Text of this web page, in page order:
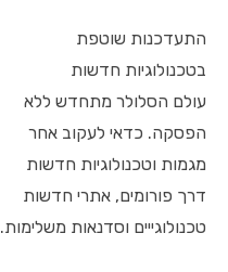
התעדכנות שוטפת
בטכנולוגיות חדשות
עולם הסלולר מתחדש ללא
הפסקה. כדאי לעקוב אחר
מגמות וטכנולוגיות חדשות
דרך פורומים, אתרי חדשות
טכנולוגייים וסדנאות משלימות.